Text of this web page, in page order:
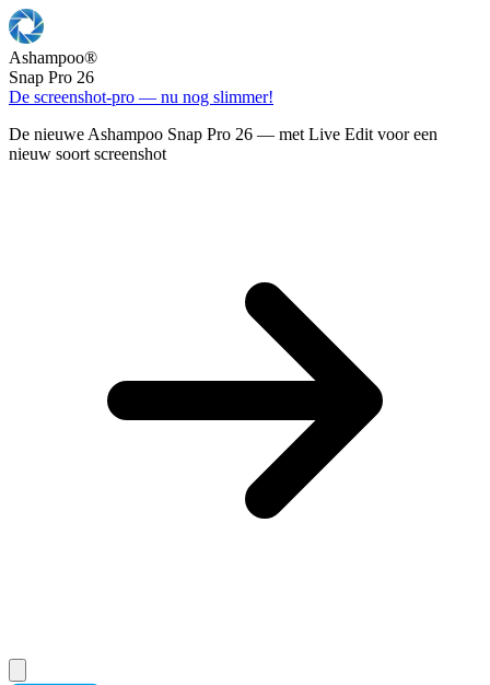
Ashampoo®
Snap Pro 26
De screenshot-pro — nu nog slimmer!
De nieuwe Ashampoo Snap Pro 26 — met Live Edit voor een
nieuw soort screenshot